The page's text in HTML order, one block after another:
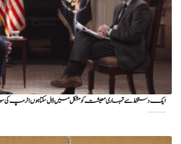
ایک دستخط سے تمہاری معیشت کو مشکل میں ڈال سکتا ہوں؛ ٹرمپ کی